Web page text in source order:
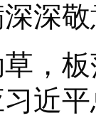
深
板
近